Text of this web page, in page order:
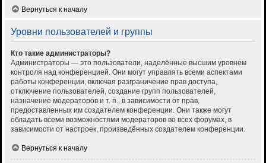
Вернуться к началу
Уровни пользователей и группы
Кто такие администраторы?
Администраторы — это пользователи, наделённые высшим уровнем
контроля над конференцией. Они могут управлять всеми аспектами
работы конференции, включая разграничение прав доступа,
отключение пользователей, создание групп пользователей,
назначение модераторов и т. п., в зависимости от прав,
предоставленных им создателем конференции. Они также могут
обладать всеми возможностями модераторов во всех форумах, в
зависимости от настроек, произведённых создателем конференции.
Вернуться к началу